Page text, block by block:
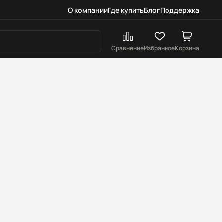
О компанииГде купитьБлогПоддержка
СравнениеИзбранноеКорзина